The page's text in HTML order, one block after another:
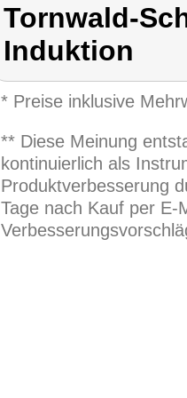
Tornwald-
Induktion
* Preise inklusive
** Diese Meinung
kontinuierlich als
Produktverbesserung
Tage nach Kauf per E-